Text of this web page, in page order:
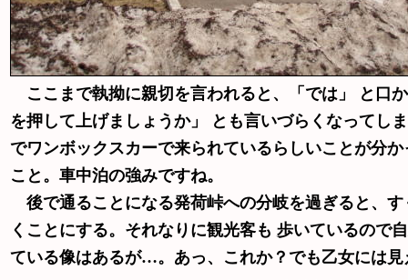
ここまで執拗に親切を言われると、「では」 と口
を押して上げましょうか」 とも言いづらくなってし
でワンボックスカーで来られているらしいことが分
こと。車中泊の強みですね。
後で通ることになる発荷峠への分岐を過ぎると、
くことにする。それなりに観光客も 歩いているの
ている像はあるが…。あっ、これか？でも乙女には